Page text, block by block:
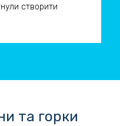
створити
та горки